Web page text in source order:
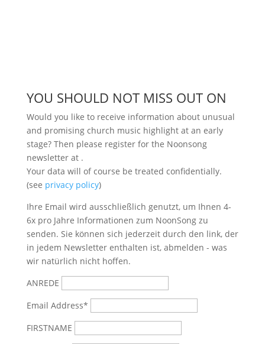
YOU SHOULD NOT MISS OUT ON
Would you like to receive information about unusual
and promising church music highlight at an early
stage? Then please register for the Noonsong
newsletter at .
Your data will of course be treated confidentially.
(see privacy policy)
Ihre Email wird ausschließlich genutzt, um Ihnen 4-
6x pro Jahre Informationen zum NoonSong zu
senden. Sie können sich jederzeit durch den link, der
in jedem Newsletter enthalten ist, abmelden - was
wir natürlich nicht hoffen.
ANREDE
Email Address*
FIRSTNAME